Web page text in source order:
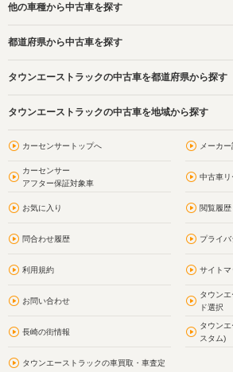
他の車種から中古車を探す
都道府県から中古車を探す
タウンエーストラックの中古車を都道府県から探す
タウンエーストラックの中古車を地域から探す
カーセンサートップへ メーカ
カーセンサー
アフター保証対象車
中古車リ
お気に入り 閲覧履歴
問合わせ履歴 プライ
利用規約 サイトマ
お問い合わせ
タウン
ド選択
長崎の街情報
タウン
スタム)
タウンエーストラックの車買取・車査定